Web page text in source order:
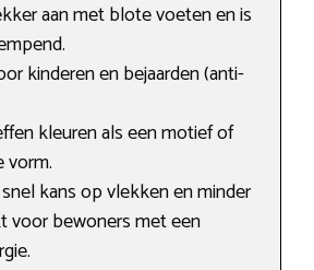
aan met blote voeten en is
kinderen en bejaarden (anti-
kleuren als een motief of
vorm.
kans op vlekken en minder
voor bewoners met een